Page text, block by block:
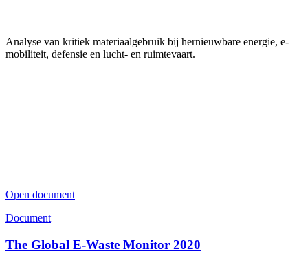
Analyse van kritiek materiaalgebruik bij hernieuwbare energie, e-
mobiliteit, defensie en lucht- en ruimtevaart.
Open document
Document
The Global E-Waste Monitor 2020